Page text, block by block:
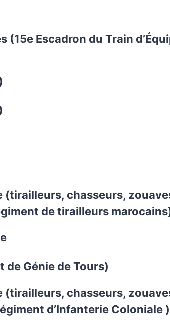
e
(15e Escadron du Train
chasseurs,
de tirailleurs
de Génie de Tours)
chasseurs,
d’Infanterie Coloniale )